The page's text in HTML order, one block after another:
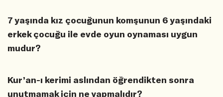
7 yaşında kız çocuğunun komşunun 6 yaşındaki
erkek çocuğu ile evde oyun oynaması uygun
mudur?
Kur’an-ı kerimi aslından öğrendikten sonra
unutmamak için ne yapmalıdır?